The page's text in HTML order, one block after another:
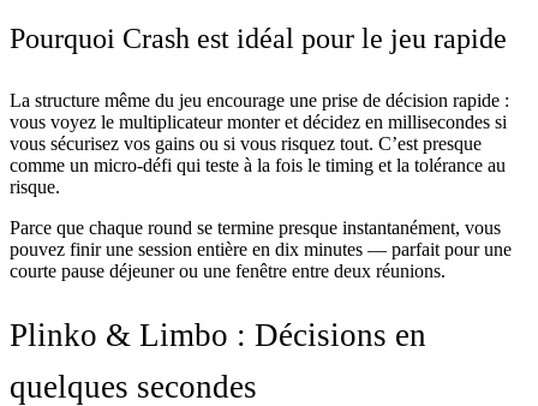
Pourquoi Crash est idéal pour le jeu rapide
La structure même du jeu encourage une prise de décision rapide :
vous voyez le multiplicateur monter et décidez en millisecondes si
vous sécurisez vos gains ou si vous risquez tout. C’est presque
comme un micro-défi qui teste à la fois le timing et la tolérance au
risque.
Parce que chaque round se termine presque instantanément, vous
pouvez finir une session entière en dix minutes — parfait pour une
courte pause déjeuner ou une fenêtre entre deux réunions.
Plinko & Limbo : Décisions en
quelques secondes